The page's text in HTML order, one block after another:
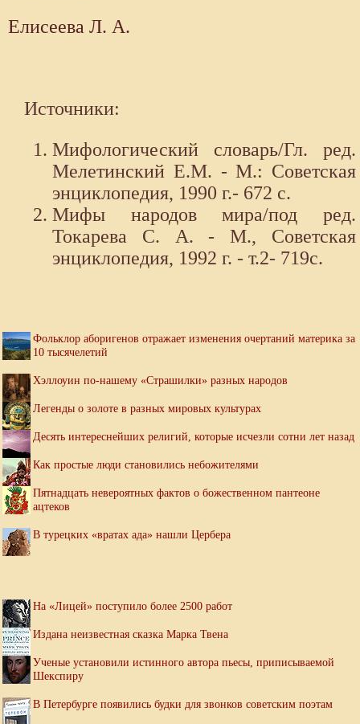
Елисеева Л. А.
Источники:
Мифологический словарь/Гл. ред.
Мелетинский Е.М. - М.: Советская
энциклопедия, 1990 г.- 672 с.
Мифы народов мира/под ред.
Токарева С. А. - М., Советская
энциклопедия, 1992 г. - т.2- 719с.
Фольклор аборигенов отражает изменения очертаний материка за
10 тысячелетий
Хэллоуин по-нашему «Страшилки» разных народов
Легенды о золоте в разных мировых культурах
Десять интереснейших религий, которые исчезли сотни лет назад
Как простые люди становились небожителями
Пятнадцать невероятных фактов о божественном пантеоне
ацтеков
В турецких «вратах ада» нашли Цербера
На «Лицей» поступило более 2500 работ
Издана неизвестная сказка Марка Твена
Ученые установили истинного автора пьесы, приписываемой
Шекспиру
В Петербурге появились будки для звонков советским поэтам